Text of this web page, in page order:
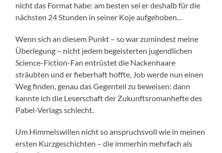
nicht das Format habe: am besten sei er deshalb für die
nächsten 24 Stunden in seiner Koje aufgehoben…
Wenn sich an diesem Punkt – so war zumindest meine
Überlegung – nicht jedem begeisterten jugendlichen
Science-Fiction-Fan entrüstet die Nackenhaare
sträubten und er fieberhaft hoffte, Job werde nun einen
Weg finden, genau das Gegenteil zu beweisen: dann
kannte ich die Leserschaft der Zukunftsromanhefte des
Pabel-Verlags schlecht.
Um Himmelswillen nicht so anspruchsvoll wie in meinen
ersten Kurzgeschichten – die immerhin mehrfach als